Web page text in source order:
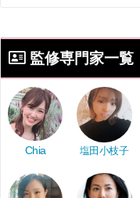
監修専門家一覧
Chia 塩田小枝子